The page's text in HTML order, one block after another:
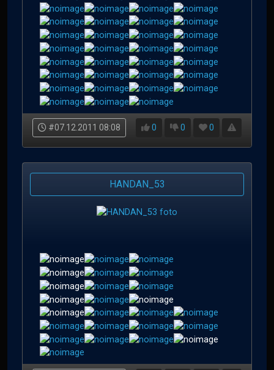
#07.12.2011 08:08 0 0 0
HANDAN_53